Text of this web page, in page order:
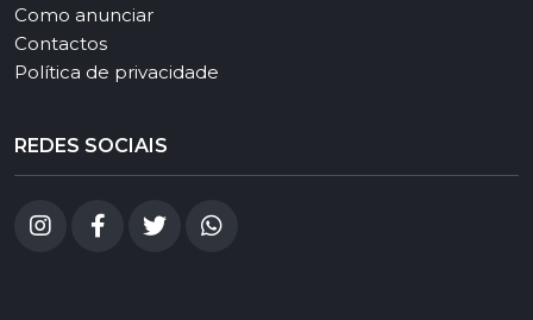
Como anunciar
Contactos
Política de privacidade
REDES SOCIAIS